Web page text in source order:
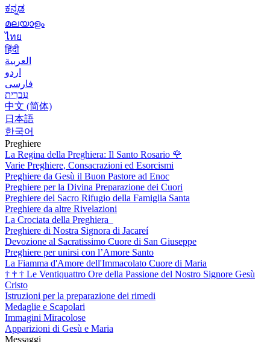
ಕನ್ನಡ
മലയാളം
ไทย
हिंदी
العربية
اردو
فارسی
עִברִית
中文 (简体)
日本語
한국어
Preghiere
La Regina della Preghiera: Il Santo Rosario 🌹
Varie Preghiere, Consacrazioni ed Esorcismi
Preghiere da Gesù il Buon Pastore ad Enoc
Preghiere per la Divina Preparazione dei Cuori
Preghiere del Sacro Rifugio della Famiglia Santa
Preghiere da altre Rivelazioni
La Crociata della Preghiera
Preghiere di Nostra Signora di Jacareí
Devozione al Sacratissimo Cuore di San Giuseppe
Preghiere per unirsi con l’Amore Santo
La Fiamma d'Amore dell'Immacolato Cuore di Maria
† † † Le Ventiquattro Ore della Passione del Nostro Signore Gesù
Cristo
Istruzioni per la preparazione dei rimedi
Medaglie e Scapolari
Immagini Miracolose
Apparizioni di Gesù e Maria
Messaggi